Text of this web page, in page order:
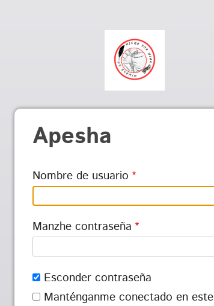
Apesha
Nombre de usuario
Manzhe contraseña
Esconder contraseña
Manténganme conectado en este